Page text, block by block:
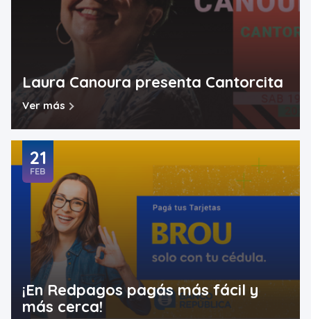
Laura Canoura presenta Cantorcita
Ver más
¡En Redpagos pagás más fácil y
más cerca!
21
FEB